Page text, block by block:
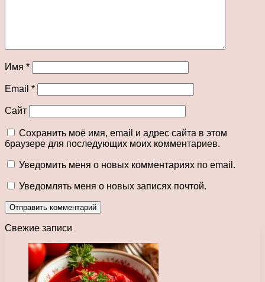
Имя *
Email *
Сайт
Сохранить моё имя, email и адрес сайта в этом
браузере для последующих моих комментариев.
Уведомить меня о новых комментариях по email.
Уведомлять меня о новых записях почтой.
Свежие записи